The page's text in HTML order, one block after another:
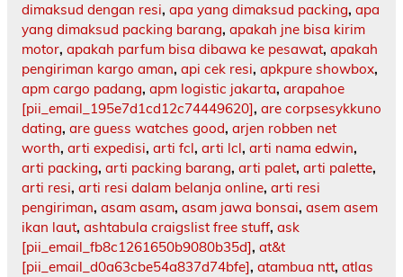
dimaksud dengan resi, apa yang dimaksud packing, apa
yang dimaksud packing barang, apakah jne bisa kirim
motor, apakah parfum bisa dibawa ke pesawat, apakah
pengiriman kargo aman, api cek resi, apkpure showbox,
apm cargo padang, apm logistic jakarta, arapahoe
[pii_email_195e7d1cd12c74449620], are corpsesykkuno
dating, are guess watches good, arjen robben net
worth, arti expedisi, arti fcl, arti lcl, arti nama edwin,
arti packing, arti packing barang, arti palet, arti palette,
arti resi, arti resi dalam belanja online, arti resi
pengiriman, asam asam, asam jawa bonsai, asem asem
ikan laut, ashtabula craigslist free stuff, ask
[pii_email_fb8c1261650b9080b35d], at&t
[pii_email_d0a63cbe54a837d74bfe], atambua ntt, atlas